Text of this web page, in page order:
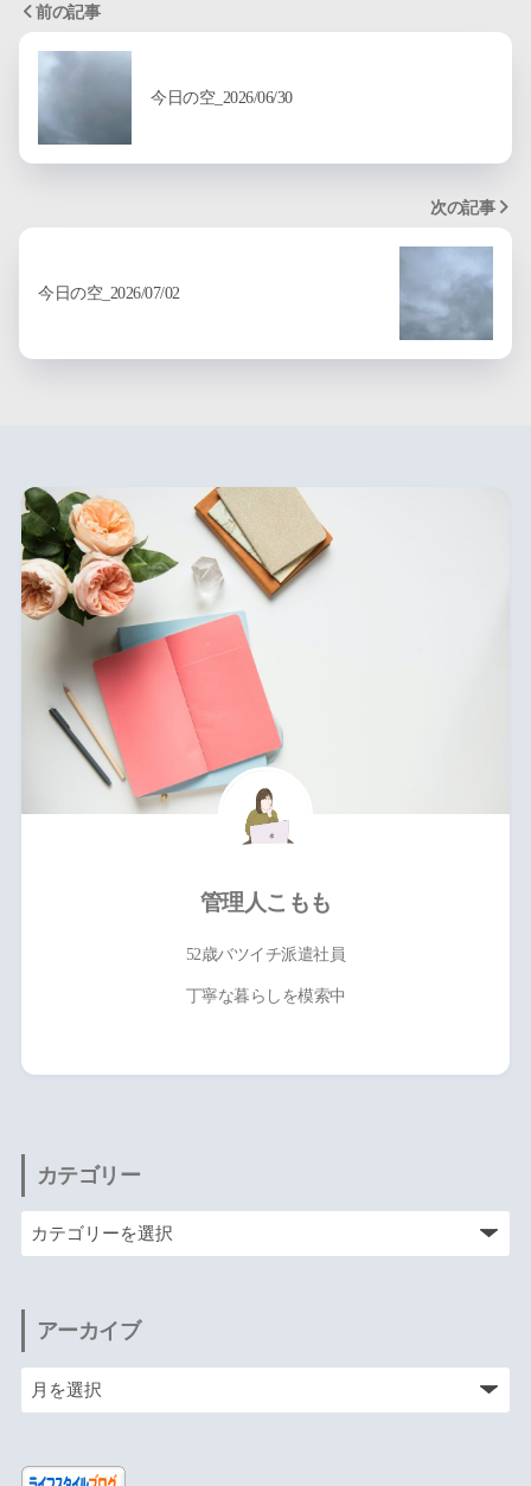
前の記事
今日の空_2026/06/30
次の記事
今日の空_2026/07/02
管理人こもも
52歳バツイチ派遣社員
丁寧な暮らしを模索中
カテゴリー
アーカイブ